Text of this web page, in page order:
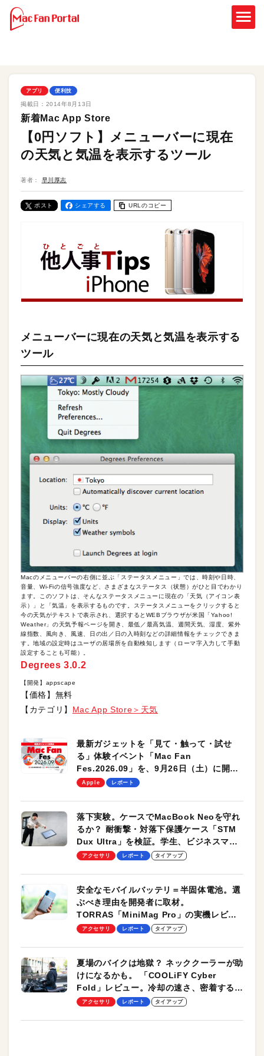
アプリ 便利技
掲載日： 2014年8月13日
新着Mac App Store
【0円ソフト】メニューバーに現在
の天気と気温を表示するツール
著者： 早川厚志
ポスト シェアする URLのコピー
メニューバーに現在の天気と気温を表示する
ツール
Macのメニューバーの右側に並ぶ「ステータスメニュー」では、時刻や日時、
音量、Wi-Fiの信号強度など、さまざまなステータス（状態）がひと目でわかり
ます。このソフトは、そんなステータスメニューに現在の「天気（アイコン表
示）」と「気温」を表示するものです。ステータスメニューをクリックすると
今の天気がテキストで表示され、選択するとWEBブラウザが米国「Yahoo!
Weather」の天気予報ページを開き、最低／最高気温、週間天気、湿度、紫外
線指数、風向き、風速、日の出／日の入時刻などの詳細情報をチェックできま
す。地域の設定時はユーザの居場所を自動検知します（ローマ字入力して手動
設定することも可能）。
Degrees 3.0.2
【開発】appscape
【価格】無料
【カテゴリ】 Mac App Store＞天気
最新ガジェットを「見て・触って・試せ
る」体験イベント「Mac Fan
Fes.2026.09」を、9月26日（土）に開催
します！
Apple レポート
落下実験。ケースでMacBook Neoを守れ
るか？ 耐衝撃・対落下保護ケース「STM
Dux Ultra」を検証。学生、ビジネスマン
のモバイルユースに最適！
アクセサリ レポート タイアップ
安全なモバイルバッテリ＝半固体電池。選
ぶべき理由を開発者に取材。
TORRAS「MiniMag Pro」の実機レビュ
ーも
アクセサリ レポート タイアップ
夏場のバイクは地獄？ ネッククーラーが助
けになるかも。 「COOLiFY Cyber
Fold」レビュー。冷却の速さ、密着する冷
却プレート、シンプルな操作性がグッド！
アクセサリ レポート タイアップ